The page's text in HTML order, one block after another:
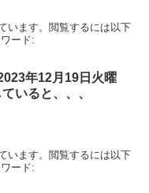
います。閲覧するには以下
ード:
年12月19日火曜
いると、、、
います。閲覧するには以下
ード: